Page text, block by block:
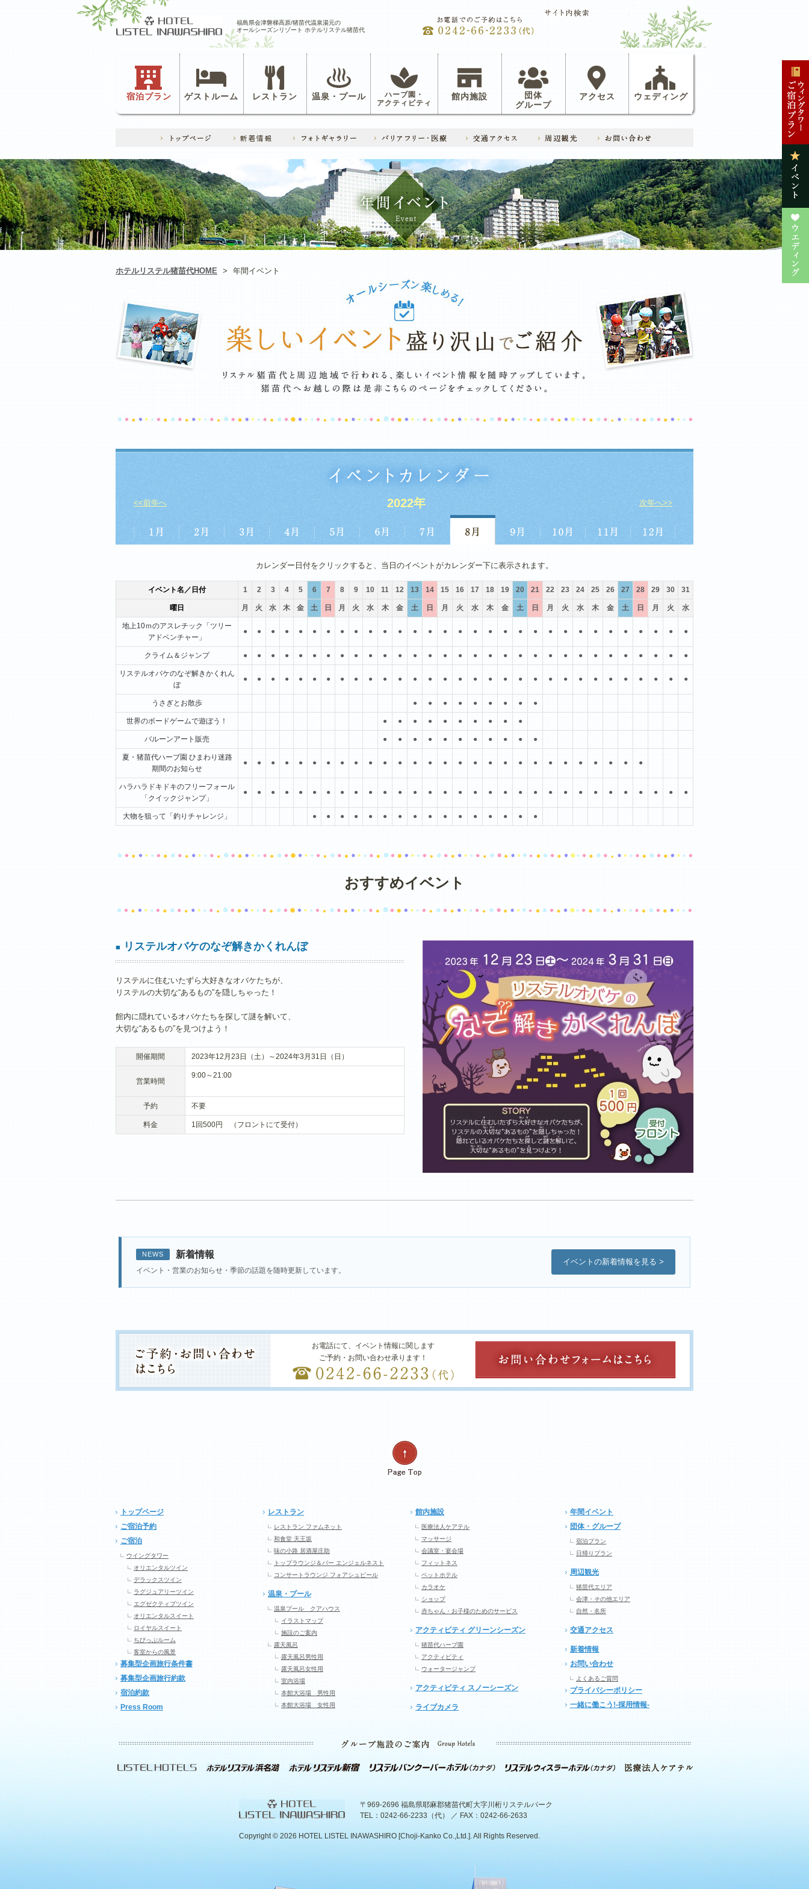
福島県会津磐梯高原/猪苗代温泉湯元の
オールシーズンリゾート ホテルリステル猪苗代
宿泊プラン ゲストルーム レストラン 温泉・プール ハーブ園・
アクティビティ
館内施設
団体
グループ
アクセス ウェディング
ホテルリステル猪苗代HOME > 年間イベント
<<前年へ 2022年 次年へ>>
カレンダー日付をクリックすると、当日のイベントがカレンダー下に表示されます。
イベント名／日付 1 2 3 4 5 6 7 8 9 10 11 12 13 14 15 16 17 18 19 20 21 22 23 24 25 26 27 28 29 30 31
曜日 月 火 水 木 金 土 日 月 火 水 木 金 土 日 月 火 水 木 金 土 日 月 火 水 木 金 土 日 月 火 水
地上10ｍのアスレチック「ツリー
アドベンチャー」
● ● ● ● ● ● ● ● ● ● ● ● ● ● ● ● ● ● ● ● ● ● ● ● ● ● ● ● ● ● ●
クライム＆ジャンプ ● ● ● ● ● ● ● ● ● ● ● ● ● ● ● ● ● ● ● ● ● ● ● ● ● ● ● ● ● ● ●
リステルオバケのなぞ解きかくれん
ぼ
● ● ● ● ● ● ● ● ● ● ● ● ● ● ● ● ● ● ● ● ● ● ● ● ● ● ● ● ● ● ●
うさぎとお散歩 ● ● ● ● ● ● ● ● ●
世界のボードゲームで遊ぼう！ ● ● ● ● ● ● ● ● ● ●
バルーンアート販売 ● ● ● ● ● ● ● ● ● ● ●
夏・猪苗代ハーブ園 ひまわり迷路
期間のお知らせ
● ● ● ● ● ● ● ● ● ● ● ● ● ● ● ● ● ● ● ● ● ● ● ● ● ● ● ●
ハラハラドキドキのフリーフォール
「クイックジャンプ」
● ● ● ● ● ● ● ● ● ● ● ● ● ● ● ● ● ● ● ● ● ● ● ● ● ● ● ● ● ● ●
大物を狙って「釣りチャレンジ」 ● ● ● ● ● ● ● ● ● ● ● ● ● ● ● ●
おすすめイベント
■ リステルオバケのなぞ解きかくれんぼ
リステルに住むいたずら大好きなオバケたちが、
リステルの大切な“あるもの”を隠しちゃった！
館内に隠れているオバケたちを探して謎を解いて、
大切な“あるもの”を見つけよう！
開催期間 2023年12月23日（土）～2024年3月31日（日）
営業時間
9:00～21:00
予約 不要
料金 1回500円 （フロントにて受付）
NEWS 新着情報
イベント・営業のお知らせ・季節の話題を随時更新しています。
イベントの新着情報を見る >
お電話にて、イベント情報に関します
ご予約・お問い合わせ承ります！
トップページ
ご宿泊予約
ご宿泊
ウイングタワー
オリエンタルツイン
デラックスツイン
ラグジュアリーツイン
エグゼクティブツイン
オリエンタルスイート
ロイヤルスイート
ちびっぷルーム
客室からの風景
募集型企画旅行条件書
募集型企画旅行約款
宿泊約款
Press Room
レストラン
レストラン ファムネット
和食堂 天王坂
味の小路 居酒屋庄助
トップラウンジ＆バー エンジェルネスト
コンサートラウンジ フォアシュピール
温泉・プール
温泉プール クアハウス
イラストマップ
施設のご案内
露天風呂
露天風呂男性用
露天風呂女性用
室内浴場
本館大浴場 男性用
本館大浴場 女性用
館内施設
医療法人ケアテル
マッサージ
会議室・宴会場
フィットネス
ペットホテル
カラオケ
ショップ
赤ちゃん・お子様のためのサービス
アクティビティ グリーンシーズン
猪苗代ハーブ園
アクティビティ
ウォータージャンプ
アクティビティ スノーシーズン
ライブカメラ
年間イベント
団体・グループ
宿泊プラン
日帰りプラン
周辺観光
猪苗代エリア
会津・その他エリア
自然・名所
交通アクセス
新着情報
お問い合わせ
よくあるご質問
プライバシーポリシー
一緒に働こう!-採用情報-
〒969-2696 福島県耶麻郡猪苗代町大字川桁リステルパーク
TEL：0242-66-2233（代） ／ FAX：0242-66-2633
Copyright © 2026 HOTEL LISTEL INAWASHIRO [Choji-Kanko Co.,Ltd.]. All Rights Reserved.